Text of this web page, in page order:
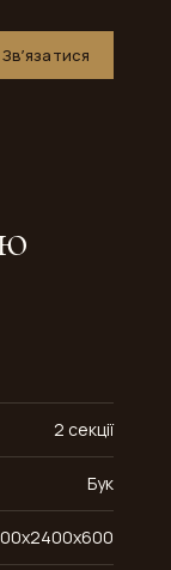
Звʼязатися
2 секції
Бук